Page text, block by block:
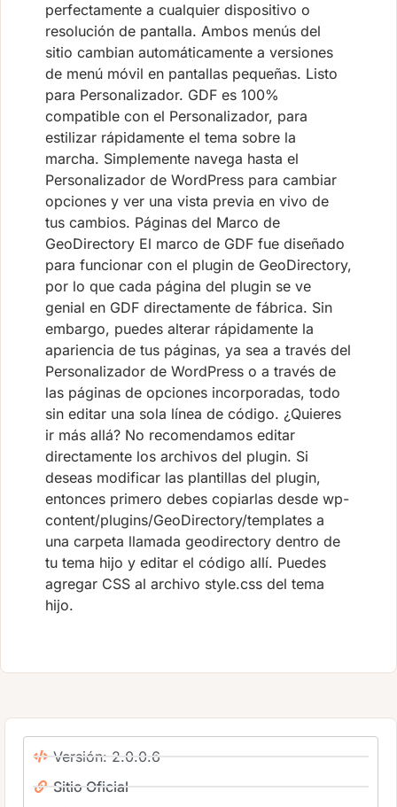
perfectamente a cualquier dispositivo o
resolución de pantalla. Ambos menús del
sitio cambian automáticamente a versiones
de menú móvil en pantallas pequeñas. Listo
para Personalizador. GDF es 100%
compatible con el Personalizador, para
estilizar rápidamente el tema sobre la
marcha. Simplemente navega hasta el
Personalizador de WordPress para cambiar
opciones y ver una vista previa en vivo de
tus cambios. Páginas del Marco de
GeoDirectory El marco de GDF fue diseñado
para funcionar con el plugin de GeoDirectory,
por lo que cada página del plugin se ve
genial en GDF directamente de fábrica. Sin
embargo, puedes alterar rápidamente la
apariencia de tus páginas, ya sea a través del
Personalizador de WordPress o a través de
las páginas de opciones incorporadas, todo
sin editar una sola línea de código. ¿Quieres
ir más allá? No recomendamos editar
directamente los archivos del plugin. Si
deseas modificar las plantillas del plugin,
entonces primero debes copiarlas desde wp-
content/plugins/GeoDirectory/templates a
una carpeta llamada geodirectory dentro de
tu tema hijo y editar el código allí. Puedes
agregar CSS al archivo style.css del tema
hijo.
Versión: 2.0.0.6
Sitio Oficial